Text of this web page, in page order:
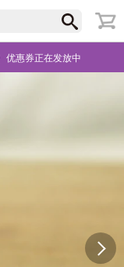
优惠券正在发放中